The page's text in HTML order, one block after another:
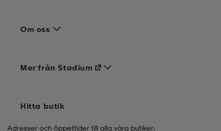
Om oss
Mer från Stadium
Hitta butik
Adresser och öppettider till alla våra butiker.